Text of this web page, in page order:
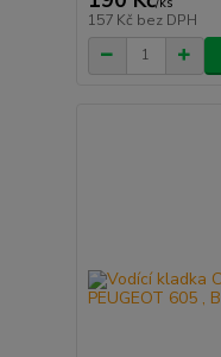
157 Kč bez DPH